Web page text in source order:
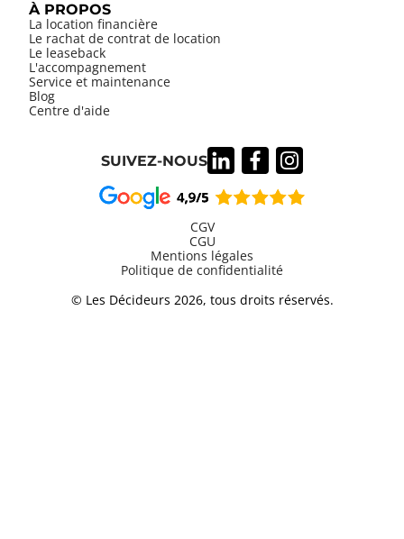
À PROPOS
La location financière
Le rachat de contrat de location
Le leaseback
L'accompagnement
Service et maintenance
Blog
Centre d'aide
SUIVEZ-NOUS
Information
CGV
CGU
Mentions légales
Politique de confidentialité
© Les Décideurs 2026, tous droits réservés.